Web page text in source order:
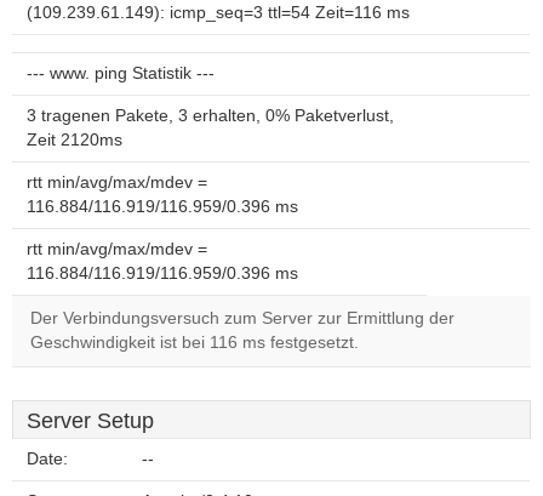
(109.239.61.149): icmp_seq=3 ttl=54 Zeit=116 ms
--- www. ping Statistik ---
3 tragenen Pakete, 3 erhalten, 0% Paketverlust,
Zeit 2120ms
rtt min/avg/max/mdev =
116.884/116.919/116.959/0.396 ms
rtt min/avg/max/mdev =
116.884/116.919/116.959/0.396 ms
Der Verbindungsversuch zum Server zur Ermittlung der
Geschwindigkeit ist bei 116 ms festgesetzt.
Server Setup
Date: --